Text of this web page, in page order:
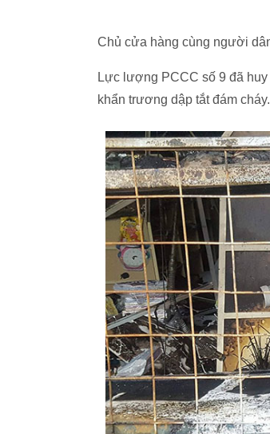
Chủ cửa hàng cùng người
Lực lượng PCCC số 9 đã
khẩn trương dập tắt đám cháy.